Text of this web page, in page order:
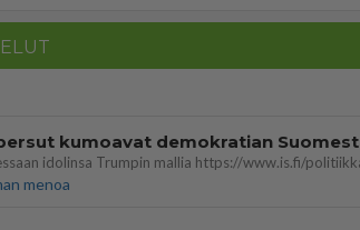
kumoavat demokratian
menoa